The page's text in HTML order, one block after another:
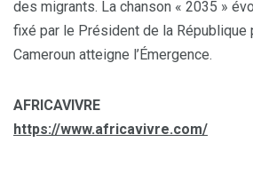
des migrants. La chanson « 2035 »
fixé par le Président de la République
Cameroun atteigne l’Émergence.
AFRICAVIVRE
https://www.africavivre.com/